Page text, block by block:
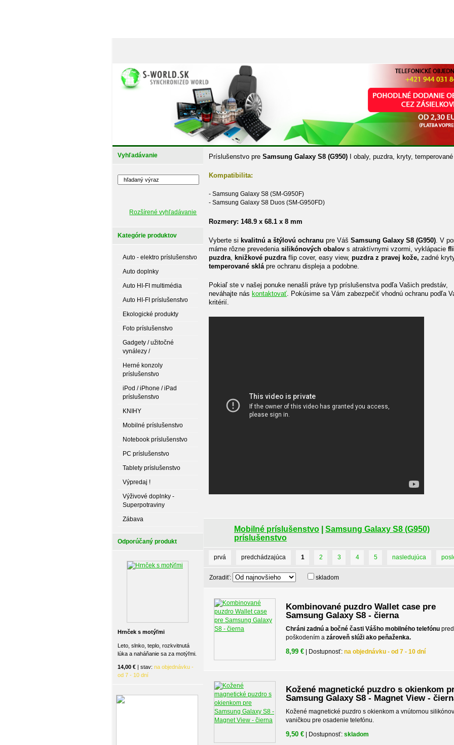
Vyhľadávanie
Rozšírené vyhľadávanie
Kategórie produktov
Auto - elektro príslušenstvo
Auto doplnky
Auto HI-FI multimédia
Auto HI-FI príslušenstvo
Ekologické produkty
Foto príslušenstvo
Gadgety / užitočné
vynálezy /
Herné konzoly
príslušenstvo
iPod / iPhone / iPad
príslušenstvo
KNIHY
Mobilné príslušenstvo
Notebook príslušenstvo
PC príslušenstvo
Tablety príslušenstvo
Výpredaj !
Výživové doplnky -
Superpotraviny
Zábava
Odporúčaný produkt
Hrnček s motýľmi
Leto, slnko, teplo, rozkvitnutá
lúka a naháňanie sa za motýľmi.
14,00 € | stav: na objednávku -
od 7 - 10 dní
Príslušenstvo pre Samsung Galaxy S8 (G950) I obaly, puzdra, kryty,
Kompatibilita:
- Samsung Galaxy S8 (SM-G950F)
- Samsung Galaxy S8 Duos (SM-G950FD)
Rozmery: 148.9 x 68.1 x 8 mm
Vyberte si kvalitnú a štýlovú ochranu pre Váš Samsung Galaxy S8 (G950). V
máme rôzne prevedenia silikónových obalov s atraktívnymi vzormi, vyklápacie
puzdra, knižkové puzdraflip cover, easy view, puzdra z pravej kože, zadné
temperované sklápre ochranu displeja a podobne.
Pokiaľ ste v našej ponuke nenašli práve typ príslušenstva podľa Vašich predstáv,
neváhajte nás kontaktovať. Pokúsime sa Vám zabezpečiť vhodnú ochranu podľa
kritérií.
Mobilné príslušenstvo
Samsung Galaxy S8 (G950)
príslušenstvo
prvá predchádzajúca 1 2 3 4 5 nasledujúca
Zoradiť: skladom
Kombinované puzdro Wallet case pre
Samsung Galaxy S8 - čierna
Chráni zadnú a bočné časti Vášho mobilného telefónu pred
poškodením a zároveň slúži ako peňaženka.
8,99 € | Dostupnosť: na objednávku - od 7 - 10 dní
Kožené magnetické puzdro s okienkom
Samsung Galaxy S8 - Magnet View -
Kožené magnetické puzdro s okienkom a vnútornou
vaničkou pre osadenie telefónu.
9,50 € | Dostupnosť: skladom